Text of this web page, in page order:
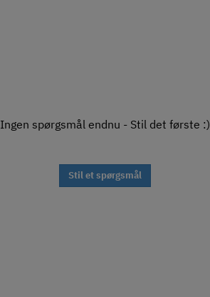
Ingen spørgsmål endnu - Stil det første :)
Stil et spørgsmål